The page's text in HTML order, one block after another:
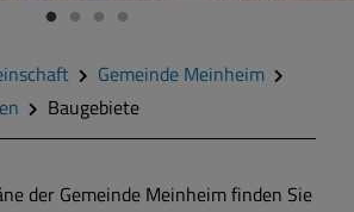
Daten
Gemeinde Meinheim
Baugebiete
der Gemeinde Meinheim finden Sie